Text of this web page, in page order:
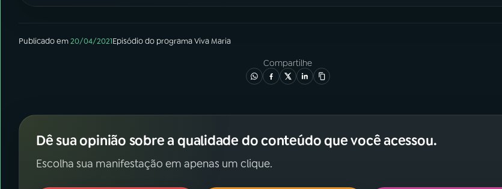
Publicado em20/04/2021Episódiodo programaViva Maria
Compartilhe
Dê sua opinião sobre a qualidade do conteúdo que você acessou.
Escolha sua manifestação em apenas um clique.